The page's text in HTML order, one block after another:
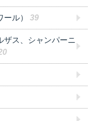
ル） 39
ザス、シャンパーニ